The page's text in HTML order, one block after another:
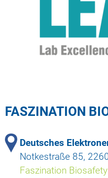
FASZINATION
Deutsches
Notkestraße 85,
Faszination